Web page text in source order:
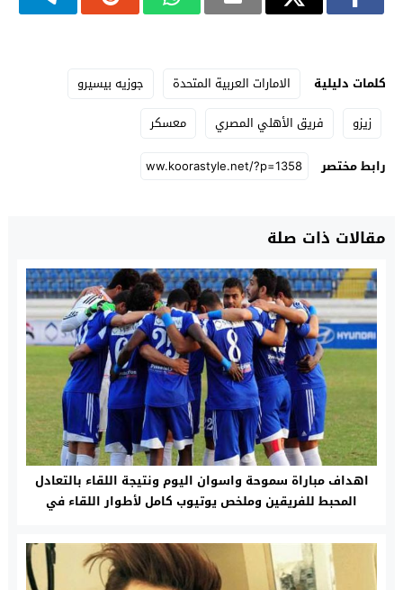
كلمات دليلية الامارات العربية المتحدة
جوزيه بيسيرو
زيزو
فريق الأهلي المصري
معسكر
رابط مختصر
مقالات ذات صلة
اهداف مباراة سموحة واسوان اليوم ونتيجة اللقاء بالتعادل
المحبط للفريقين وملخص يوتيوب كامل لأطوار اللقاء في